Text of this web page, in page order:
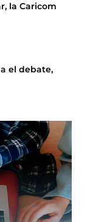
la Caricom
el debate,